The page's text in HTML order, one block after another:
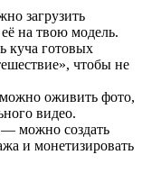
загрузить
на твою модель.
куча готовых
чтобы не
оживить фото,
видео.
— можно создать
и монетизировать